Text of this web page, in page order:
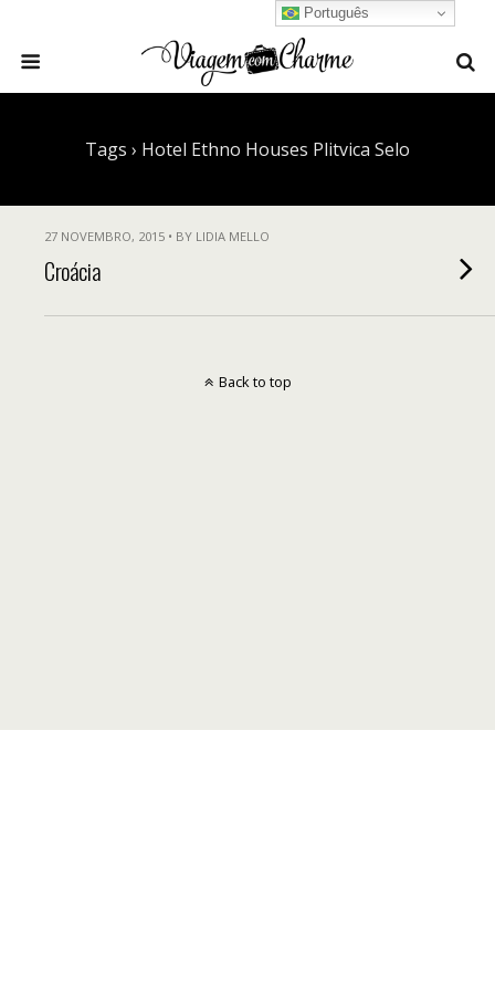
Tags › Hotel Ethno Houses Plitvica Selo
27 NOVEMBRO, 2015 • BY LIDIA MELLO
Croácia
Português
Back to top